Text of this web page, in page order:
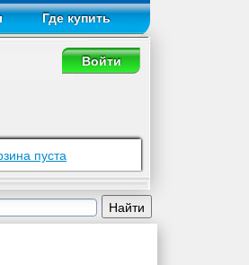
Где купить
Войти
пуста